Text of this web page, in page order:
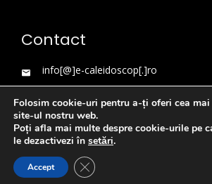
Contact
info[@]e-caleidoscop[.]ro
WordPress Theme
Folosim cookie-uri pentru a-ți oferi cea mai
site-ul nostru web.
Poți afla mai multe despre cookie-urile pe
le dezactivezi în setări.
Accept Close GDPR Cookie Banner